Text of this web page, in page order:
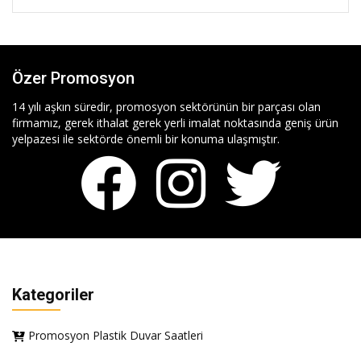
Özer Promosyon
14 yılı aşkın süredir, promosyon sektörünün bir parçası olan
firmamız, gerek ithalat gerek yerli imalat noktasında geniş ürün
yelpazesi ile sektörde önemli bir konuma ulaşmıştır.
Kategoriler
Promosyon Plastik Duvar Saatleri